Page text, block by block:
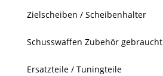
Zielscheiben / Scheibenhalter
Schusswaffen Zubehör gebraucht
Ersatzteile / Tuningteile